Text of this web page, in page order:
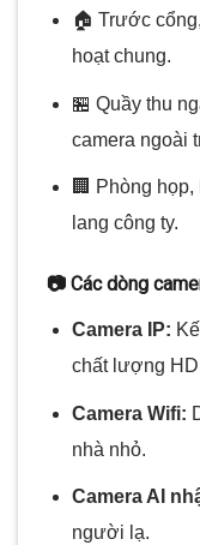
🏠 Trước
hoạt chung.
🏪 Quầy thu
camera ngoài
🏢 Phòng
lang công ty.
📷 Các dòng
Camera IP:
chất lượng
Camera Wifi:
nhà nhỏ.
Camera AI
người lạ.